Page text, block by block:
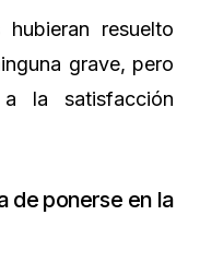
resuelto
grave, pero
la satisfacción
de ponerse en la